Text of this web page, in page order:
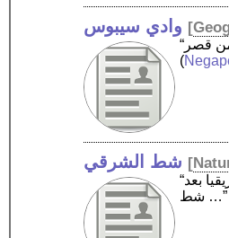
وادي سيبوس [
(
شط الشرقي [
“شط الشرقي حوض مغلق تشغله سبخة ملحية، يقع قرب مدينة سعيدة الجزائرية. تبلغ مساحته 855.500 هكتار وهو بذلك ثالث أكبر شط في شمال إفريقيا بعد
شط …”